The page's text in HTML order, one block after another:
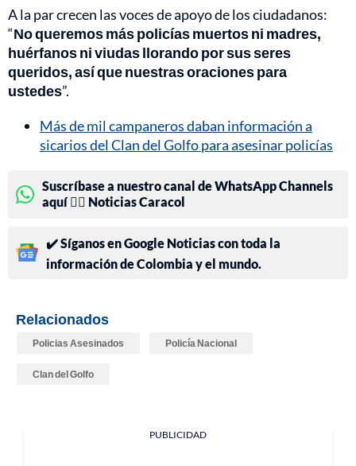
A la par crecen las voces de apoyo de los ciudadanos:
“No queremos más policías muertos ni madres,
huérfanos ni viudas llorando por sus seres
queridos, así que nuestras oraciones para
ustedes”.
Más de mil campaneros daban información a
sicarios del Clan del Golfo para asesinar policías
Suscríbase a nuestro canal de WhatsApp Channels
aquí 👉🏻 Noticias Caracol
✔️ Síganos en Google Noticias con toda la
información de Colombia y el mundo.
Relacionados
Policias Asesinados Policía Nacional
Clan del Golfo
PUBLICIDAD